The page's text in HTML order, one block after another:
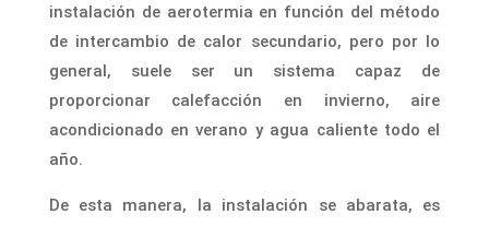
instalación de aerotermia en función del método
de intercambio de calor secundario, pero por lo
general, suele ser un sistema capaz de
proporcionar calefacción en invierno, aire
acondicionado en verano y agua caliente todo el
año.
De esta manera, la instalación se abarata, es